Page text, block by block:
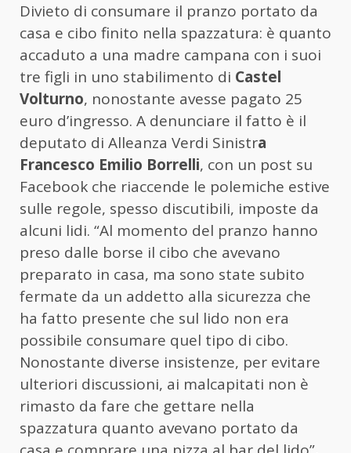
Divieto di consumare il pranzo portato da
casa e cibo finito nella spazzatura: è quanto
accaduto a una madre campana con i suoi
tre figli in uno stabilimento di Castel
Volturno, nonostante avesse pagato 25
euro d’ingresso. A denunciare il fatto è il
deputato di Alleanza Verdi Sinistra
Francesco Emilio Borrelli, con un post su
Facebook che riaccende le polemiche estive
sulle regole, spesso discutibili, imposte da
alcuni lidi. “Al momento del pranzo hanno
preso dalle borse il cibo che avevano
preparato in casa, ma sono state subito
fermate da un addetto alla sicurezza che
ha fatto presente che sul lido non era
possibile consumare quel tipo di cibo.
Nonostante diverse insistenze, per evitare
ulteriori discussioni, ai malcapitati non è
rimasto da fare che gettare nella
spazzatura quanto avevano portato da